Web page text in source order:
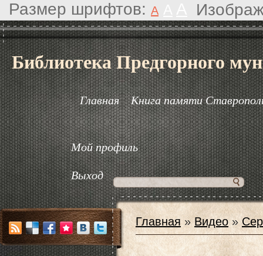
Размер шрифтов: A
Библиотека Предгорного
Главная Книга памяти
Мой профиль
Выход
Главная »Видео »